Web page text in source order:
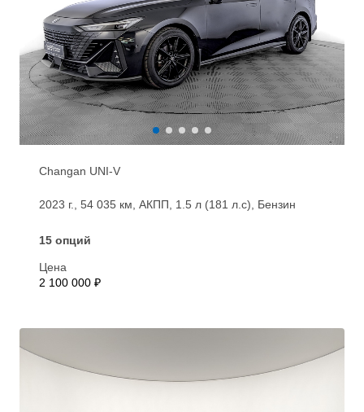
Changan UNI-V
2023 г., 54 035 км, АКПП, 1.5 л (181 л.с), Бензин
15 опций
Цена
2 100 000 ₽